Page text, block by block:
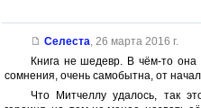
Селеста, 26 марта 2016 г.
Книга не шедевр. В чём-то
сомнения, очень самобытна, от
Что Митчеллу удалось, так